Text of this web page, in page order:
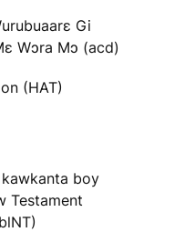
Gi
Wɔra Mɔ (acd)
(HAT)
boy
Testament